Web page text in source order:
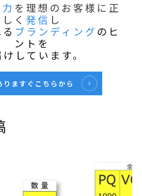
を理想のお客様に正
しく 発信 し
ブランディング のヒ
ントを
しています。
りますぐこちらから